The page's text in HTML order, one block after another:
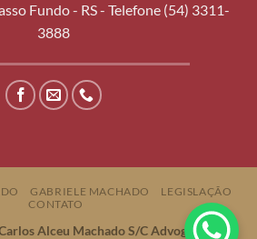
Fundo - RS - Telefone (54) 3311-
3888
GABRIELE MACHADO
LEGISLAÇÃO
CONTATO
Alceu Machado S/C Advogados